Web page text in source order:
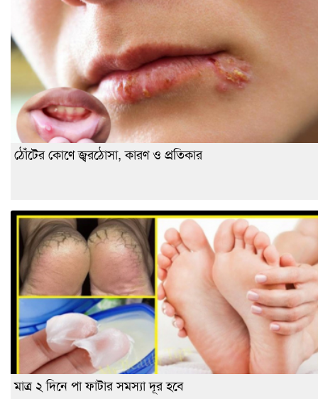
ঠোঁটের কোণে জ্বরঠোসা, কারণ ও প্রতিকার
মাত্র ২ দিনে পা ফাটার সমস্যা দূর হবে